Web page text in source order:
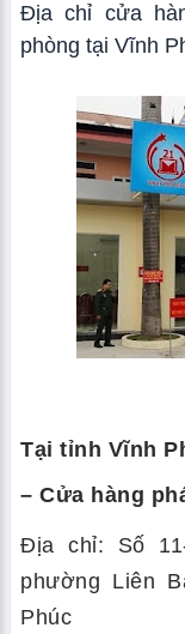
Địa chỉ cửa
phòng tại Vĩnh
Tại tỉnh Vĩnh
– Cửa hàng
Địa chỉ: Số
phường Liên
Phúc